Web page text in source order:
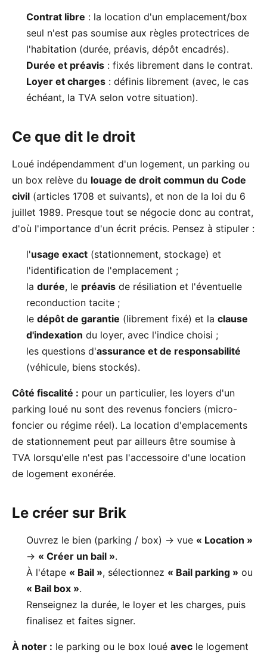
Contrat libre : la location d'un emplacement/box
seul n'est pas soumise aux règles protectrices de
l'habitation (durée, préavis, dépôt encadrés).
Durée et préavis : fixés librement dans le contrat.
Loyer et charges : définis librement (avec, le cas
échéant, la TVA selon votre situation).
Ce que dit le droit
Loué indépendamment d'un logement, un parking ou
un box relève du louage de droit commun du Code
civil (articles 1708 et suivants), et non de la loi du 6
juillet 1989. Presque tout se négocie donc au contrat,
d'où l'importance d'un écrit précis. Pensez à stipuler :
l'usage exact (stationnement, stockage) et
l'identification de l'emplacement ;
la durée, le préavis de résiliation et l'éventuelle
reconduction tacite ;
le dépôt de garantie (librement fixé) et la clause
d'indexation du loyer, avec l'indice choisi ;
les questions d'assurance et de responsabilité
(véhicule, biens stockés).
Côté fiscalité : pour un particulier, les loyers d'un
parking loué nu sont des revenus fonciers (micro-
foncier ou régime réel). La location d'emplacements
de stationnement peut par ailleurs être soumise à
TVA lorsqu'elle n'est pas l'accessoire d'une location
de logement exonérée.
Le créer sur Brik
Ouvrez le bien (parking / box) → vue « Location »
→ « Créer un bail ».
À l'étape « Bail », sélectionnez « Bail parking » ou
« Bail box ».
Renseignez la durée, le loyer et les charges, puis
finalisez et faites signer.
À noter : le parking ou le box loué avec le logement